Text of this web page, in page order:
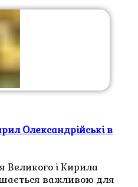
Олександрійські в
Великого і Кирила
важливою для